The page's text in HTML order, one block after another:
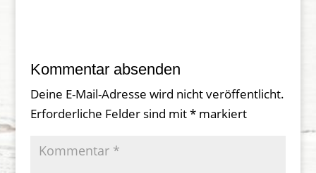
Kommentar absenden
Deine E-Mail-Adresse wird nicht veröffentlicht.
Erforderliche Felder sind mit*markiert